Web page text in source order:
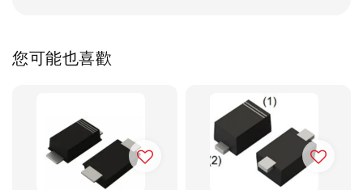
您可能也喜歡